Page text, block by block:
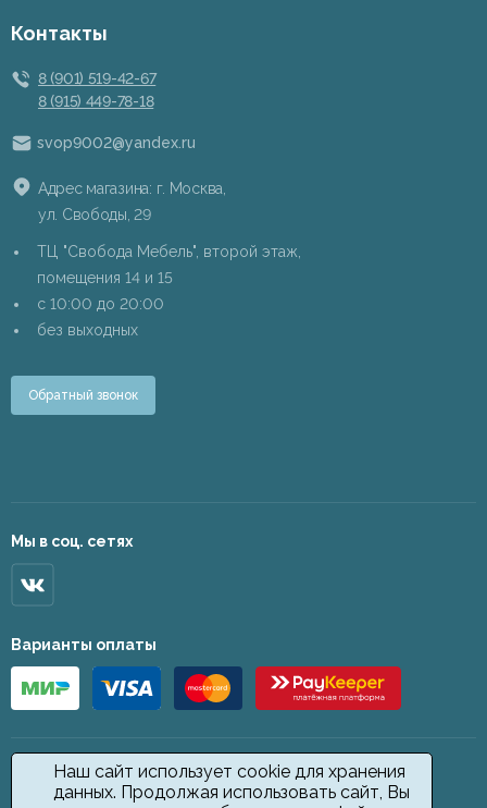
Наш сайт использует cookie для хранения
данных. Продолжая использовать сайт, Вы
Контакты
8 (901) 519-42-67
8 (915) 449-78-18
svop9002@yandex.ru
Адрес магазина: г. Москва,
ул. Свободы, 29
ТЦ "Свобода Мебель", второй этаж,
помещения 14 и 15
c 10:00 до 20:00
без выходных
Обратный звонок
Мы в соц. сетях
Варианты оплаты